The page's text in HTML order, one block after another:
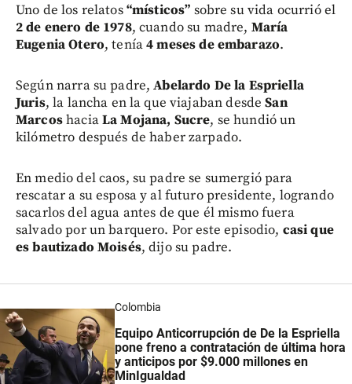
Uno de los relatos“místicos” sobre su vida ocurrió el
2 de enero de 1978, cuando su madre, María
Eugenia Otero, tenía4 meses de embarazo.
Según narra su padre,Abelardo De la Espriella
Juris, la lancha en la que viajaban desdeSan
MarcoshaciaLa Mojana, Sucre, se hundió un
kilómetro después de haber zarpado.
En medio del caos, su padre se sumergió para
rescatar a su esposa y al futuro presidente, logrando
sacarlos del agua antes de que él mismo fuera
salvado por un barquero. Por este episodio, casi que
es bautizado Moisés, dijo su padre.
Colombia
Equipo Anticorrupción de De la Espriella
pone freno a contratación de última hora
y anticipos por $9.000 millones en
MinIgualdad